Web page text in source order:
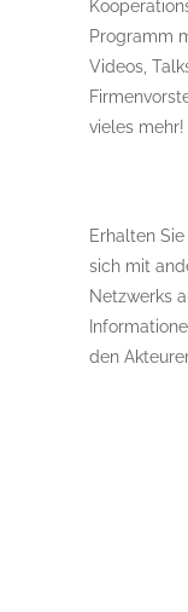
Programm
Videos,
vieles mehr!
Erhalten
sich mit
Netzwerks
den